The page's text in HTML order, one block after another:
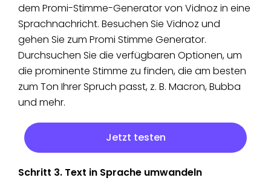
dem Promi-Stimme-Generator von Vidnoz in eine
Sprachnachricht. Besuchen Sie Vidnoz und
gehen Sie zum Promi Stimme Generator.
Durchsuchen Sie die verfügbaren Optionen, um
die prominente Stimme zu finden, die am besten
zum Ton Ihrer Spruch passt, z. B. Macron, Bubba
und mehr.
Jetzt testen
Schritt 3. Text in Sprache umwandeln